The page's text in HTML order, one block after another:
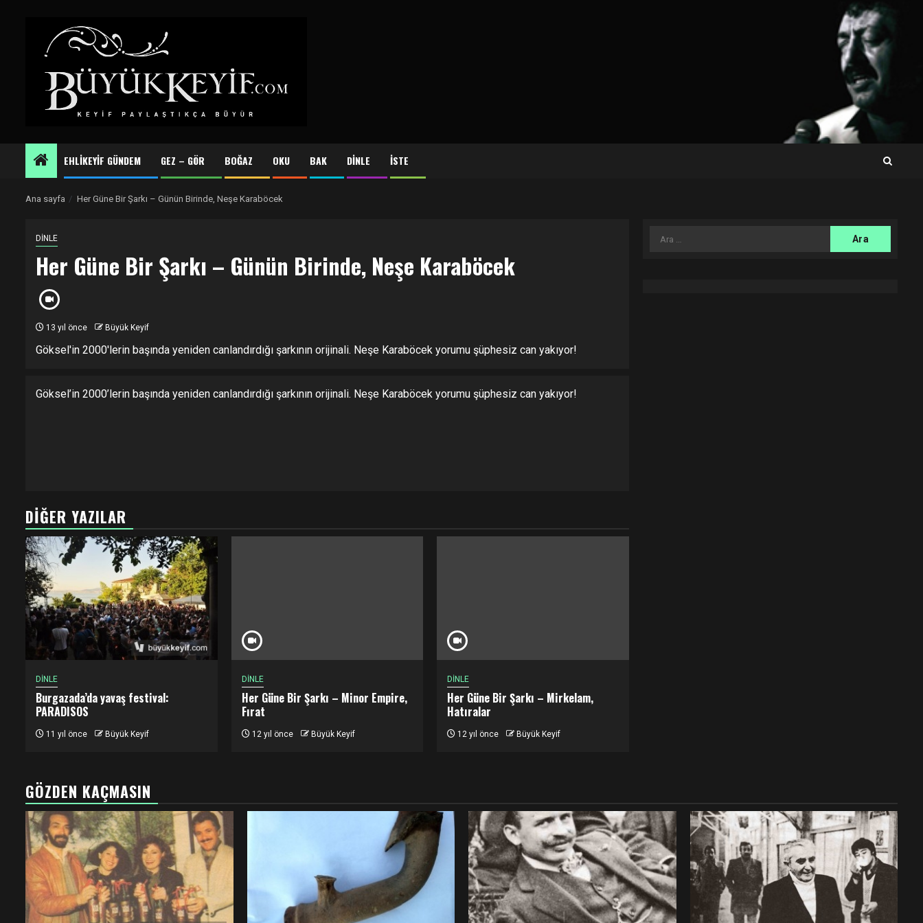
EHLİKEYİF GÜNDEM GEZ – GÖR BOĞAZ OKU BAK DİNLE İSTE
Ana sayfa Her Güne Bir Şarkı – Günün Birinde, Neşe Karaböcek
DİNLE
Her Güne Bir Şarkı – Günün Birinde, Neşe Karaböcek
13 yıl önce Büyük Keyif
Göksel'in 2000'lerin başında yeniden canlandırdığı şarkının orijinali. Neşe Karaböcek yorumu şüphesiz can yakıyor!
Göksel’in 2000’lerin başında yeniden canlandırdığı şarkının orijinali. Neşe Karaböcek yorumu şüphesiz can yakıyor!
DIĞER YAZILAR
DİNLE
Burgazada’da yavaş festival:
PARADISOS
11 yıl önce Büyük Keyif
DİNLE
Her Güne Bir Şarkı – Minor Empire,
Fırat
12 yıl önce Büyük Keyif
DİNLE
Her Güne Bir Şarkı – Mirkelam,
Hatıralar
12 yıl önce Büyük Keyif
Arama:
GÖZDEN KAÇMASIN